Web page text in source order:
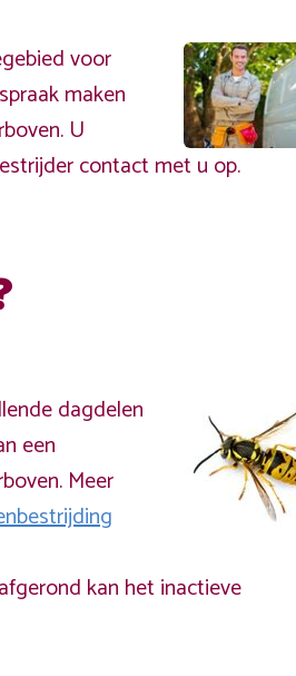
voor
maken
U
contact met u op.
dagdelen
een
Meer
kan het inactieve